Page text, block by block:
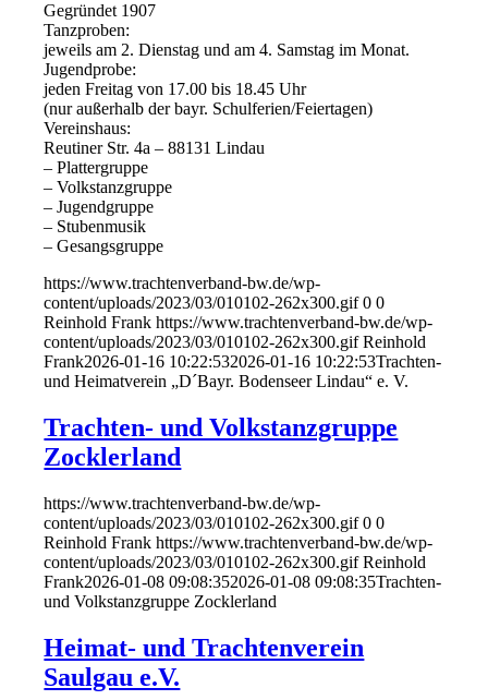
Gegründet 1907
Tanzproben:
jeweils am 2. Dienstag und am 4. Samstag im Monat.
Jugendprobe:
jeden Freitag von 17.00 bis 18.45 Uhr
(nur außerhalb der bayr. Schulferien/Feiertagen)
Vereinshaus:
Reutiner Str. 4a – 88131 Lindau
– Plattergruppe
– Volkstanzgruppe
– Jugendgruppe
– Stubenmusik
– Gesangsgruppe
https://www.trachtenverband-bw.de/wp-
content/uploads/2023/03/010102-262x300.gif 0 0
Reinhold Frank https://www.trachtenverband-bw.de/wp-
content/uploads/2023/03/010102-262x300.gif Reinhold
Frank2026-01-16 10:22:532026-01-16 10:22:53Trachten-
und Heimatverein „D´Bayr. Bodenseer Lindau“ e. V.
Trachten- und Volkstanzgruppe
Zocklerland
https://www.trachtenverband-bw.de/wp-
content/uploads/2023/03/010102-262x300.gif 0 0
Reinhold Frank https://www.trachtenverband-bw.de/wp-
content/uploads/2023/03/010102-262x300.gif Reinhold
Frank2026-01-08 09:08:352026-01-08 09:08:35Trachten-
und Volkstanzgruppe Zocklerland
Heimat- und Trachtenverein
Saulgau e.V.